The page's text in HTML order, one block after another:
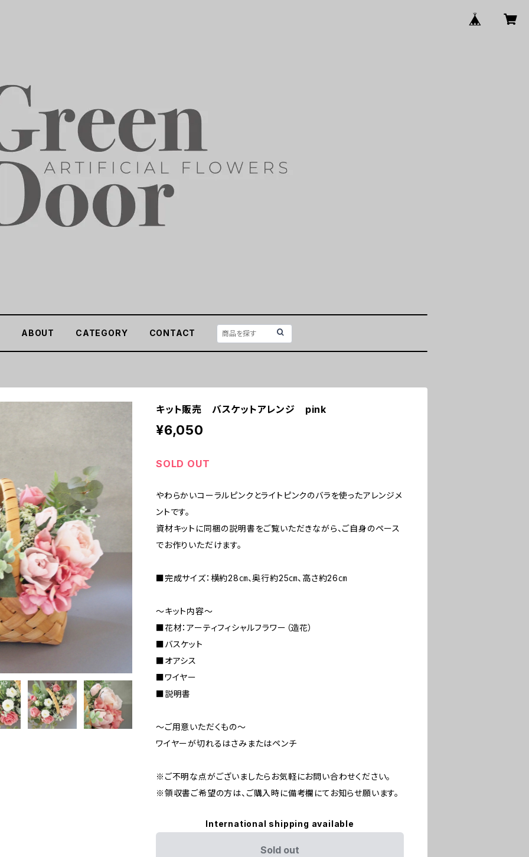
ABOUT CATEGORY CONTACT
キット販売 バスケットアレンジ pink
¥6,050
SOLD OUT
やわらかいコーラルピンクとライトピンクのバラを使ったアレンジメ
ントです。
資材キットに同梱の説明書をご覧いただきながら、ご自身のペース
でお作りいただけます。
■完成サイズ：横約28㎝、奥行約25㎝、高さ約26㎝
～キット内容～
■花材：アーティフィシャルフラワー（造花）
■バスケット
■オアシス
■ワイヤー
■説明書
～ご用意いただくもの～
ワイヤーが切れるはさみまたはペンチ
※ご不明な点がございましたらお気軽にお問い合わせください。
※領収書ご希望の方は、ご購入時に備考欄にてお知らせ願います。
International shipping available
Sold out